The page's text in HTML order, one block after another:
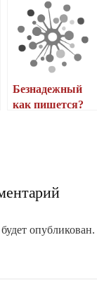
Безнадежный
как пишется?
опубликован.